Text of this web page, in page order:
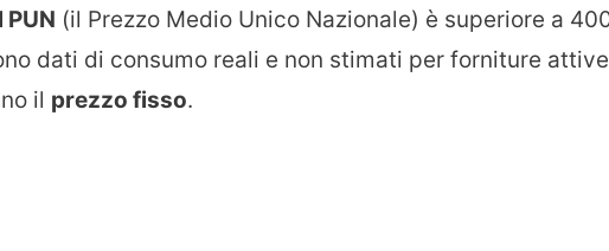
(il Prezzo Medio Unico Nazionale) è superiore a
dati di consumo reali e non stimati per forniture
il prezzo fisso.